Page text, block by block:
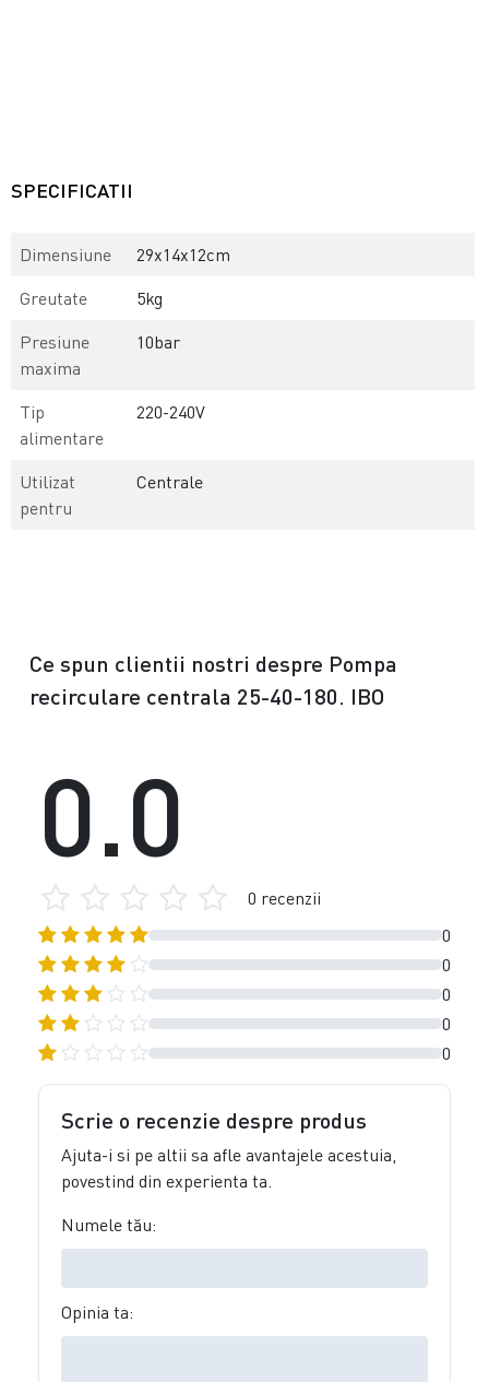
SPECIFICATII
Dimensiune
29x14x12cm
Greutate
5kg
Presiune
maxima
10bar
Tip
alimentare
220-240V
Utilizat
pentru
Centrale
Ce spun clientii nostri despre Pompa
recirculare centrala 25-40-180. IBO
0
0
0
0
0
0.0
0 recenzii
Scrie o recenzie despre produs
Ajuta-i si pe altii sa afle avantajele acestuia,
povestind din experienta ta.
Numele tău:
Opinia ta: